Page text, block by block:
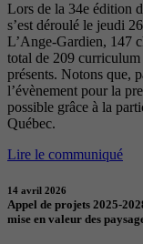
Lors de la 34e édition
s’est déroulé le jeudi
L’Ange-Gardien, 147
total de 209 curriculum
présents. Notons que,
l’évènement pour la
possible grâce à la
Québec.
Lire le communiqué
14 avril 2026
Appel de projets 2025-
mise en valeur des